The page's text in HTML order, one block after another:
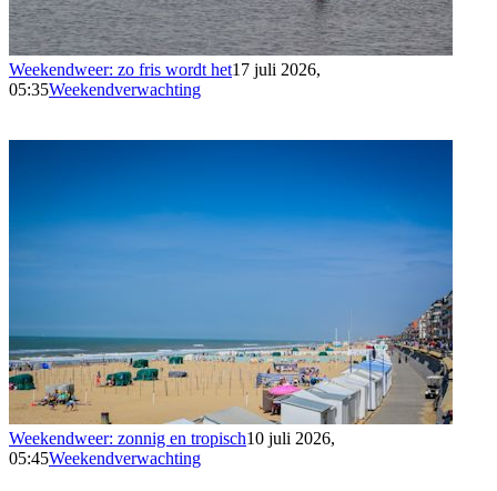
Weekendweer: zo fris wordt het17 juli 2026,
05:35Weekendverwachting
Weekendweer: zonnig en tropisch10 juli 2026,
05:45Weekendverwachting